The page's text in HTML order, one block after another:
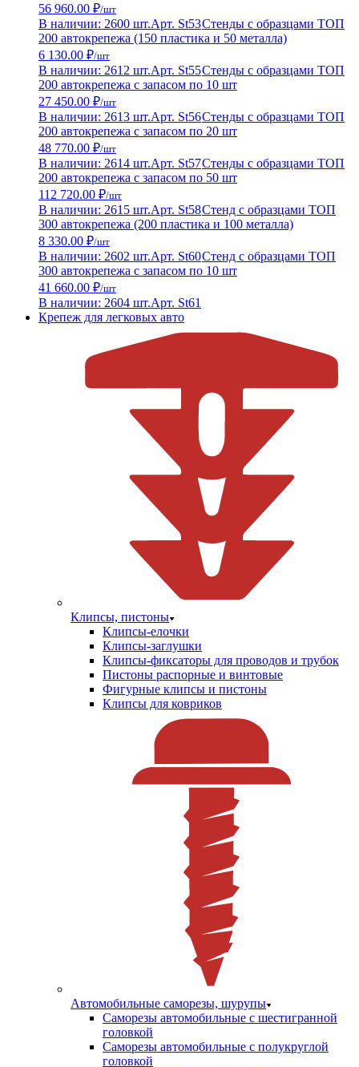
56 960.00 ₽/шт
В наличии: 2600 шт.Арт. St53Стенды с образцами ТОП
200 автокрепежа (150 пластика и 50 металла)
6 130.00 ₽/шт
В наличии: 2612 шт.Арт. St55Стенды с образцами ТОП
200 автокрепежа с запасом по 10 шт
27 450.00 ₽/шт
В наличии: 2613 шт.Арт. St56Стенды с образцами ТОП
200 автокрепежа с запасом по 20 шт
48 770.00 ₽/шт
В наличии: 2614 шт.Арт. St57Стенды с образцами ТОП
200 автокрепежа с запасом по 50 шт
112 720.00 ₽/шт
В наличии: 2615 шт.Арт. St58Стенд с образцами ТОП
300 автокрепежа (200 пластика и 100 металла)
8 330.00 ₽/шт
В наличии: 2602 шт.Арт. St60Стенд с образцами ТОП
300 автокрепежа с запасом по 10 шт
41 660.00 ₽/шт
В наличии: 2604 шт.Арт. St61
Крепеж для легковых авто
Клипсы, пистоны
Клипсы-елочки
Клипсы-заглушки
Клипсы-фиксаторы для проводов и трубок
Пистоны распорные и винтовые
Фигурные клипсы и пистоны
Клипсы для ковриков
Автомобильные саморезы, шурупы
Саморезы автомобильные с шестигранной
головкой
Саморезы автомобильные с полукруглой
головкой